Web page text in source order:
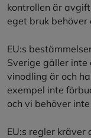
kontrollen är
eget bruk
EU:s
Sverige gäller
vinodling är och
exempel inte
och vi behöver
EU:s regler